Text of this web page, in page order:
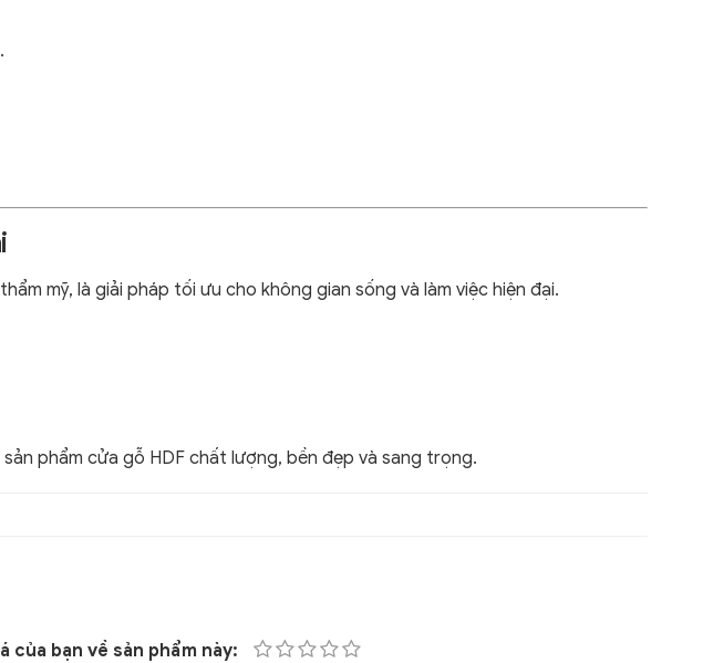
mỹ, là giải pháp tối ưu cho không gian sống và làm việc hiện đại.
phẩm cửa gỗ HDF chất lượng, bền đẹp và sang trọng.
của bạn về sản phẩm này: